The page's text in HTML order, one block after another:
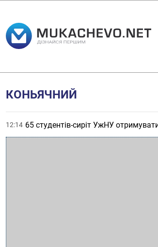
КОНЬЯЧНИЙ
12:14 65 студентів-сиріт УжНУ